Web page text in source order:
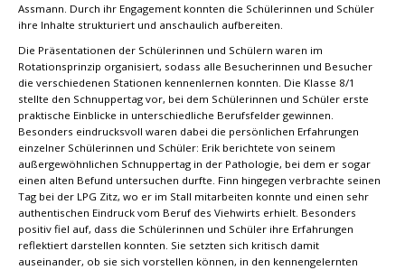
Assmann. Durch ihr Engagement konnten die Schülerinnen und Schüler
ihre Inhalte strukturiert und anschaulich aufbereiten.
Die Präsentationen der Schülerinnen und Schülern waren im
Rotationsprinzip organisiert, sodass alle Besucherinnen und Besucher
die verschiedenen Stationen kennenlernen konnten. Die Klasse 8/1
stellte den Schnuppertag vor, bei dem Schülerinnen und Schüler erste
praktische Einblicke in unterschiedliche Berufsfelder gewinnen.
Besonders eindrucksvoll waren dabei die persönlichen Erfahrungen
einzelner Schülerinnen und Schüler: Erik berichtete von seinem
außergewöhnlichen Schnuppertag in der Pathologie, bei dem er sogar
einen alten Befund untersuchen durfte. Finn hingegen verbrachte seinen
Tag bei der LPG Zitz, wo er im Stall mitarbeiten konnte und einen sehr
authentischen Eindruck vom Beruf des Viehwirts erhielt. Besonders
positiv fiel auf, dass die Schülerinnen und Schüler ihre Erfahrungen
reflektiert darstellen konnten. Sie setzten sich kritisch damit
auseinander, ob sie sich vorstellen können, in den kennengelernten